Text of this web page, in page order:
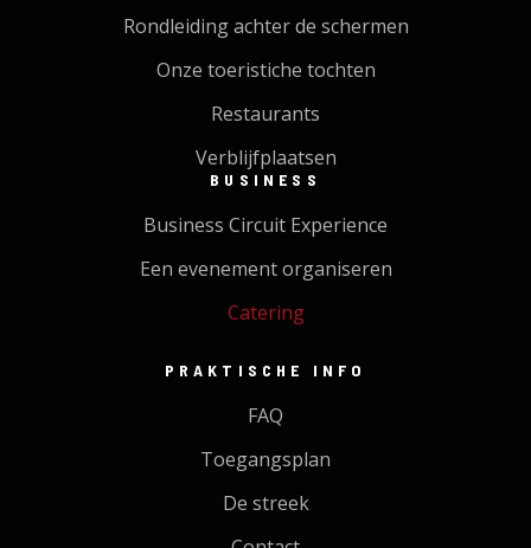
Rondleiding achter de schermen
Onze toeristiche tochten
Restaurants
Verblijfplaatsen
BUSINESS
Business Circuit Experience
Een evenement organiseren
Catering
PRAKTISCHE INFO
FAQ
Toegangsplan
De streek